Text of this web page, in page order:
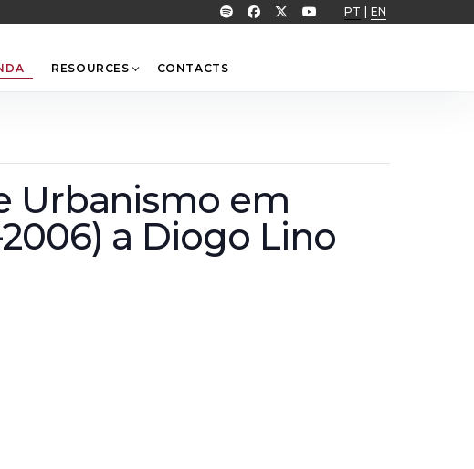
PT EN
RESOURCES CONTACTS
Urbanismo em
2006) a Diogo Lino